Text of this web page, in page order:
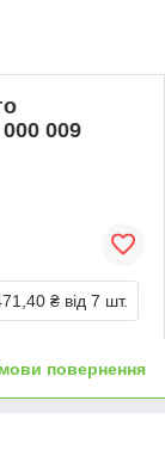
009
₴ від 7 шт.
повернення